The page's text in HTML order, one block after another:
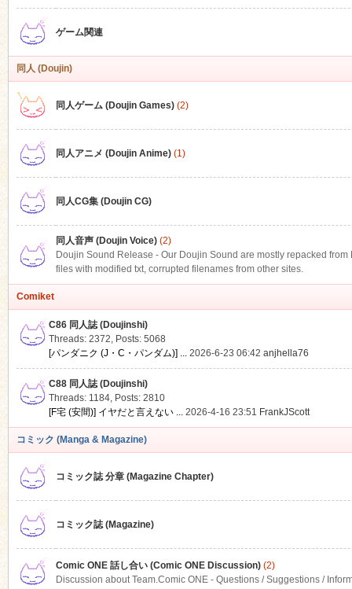
ゲーム関連
同人 (Doujin)
同人ゲーム (Doujin Games)(2)
同人アニメ (Doujin Anime)(1)
同人CG集 (Doujin CG)
同人音声 (Doujin Voice)(2)
Doujin Sound Release - Our Doujin Sound are mostly repacked
files with modified txt, corrupted filenames from other sites.
Comiket
C86 同人誌 (Doujinshi)
Threads: 2372, Posts: 5068
[パンダニク (J・C・パンダム)] ... 2026-6-23 06:42 anjhella76
C88 同人誌 (Doujinshi)
Threads: 1184, Posts: 2810
[F宅 (安間)] イヤだと言えない ... 2026-4-16 23:51 FrankJScott
コミック (Manga & Magazine)
コミック誌 分章 (Magazine Chapter)
コミック誌 (Magazine)
Comic ONE 話し合い (Comic ONE Discussion)(2)
Discussion about Team.Comic ONE - Questions / Suggestions /